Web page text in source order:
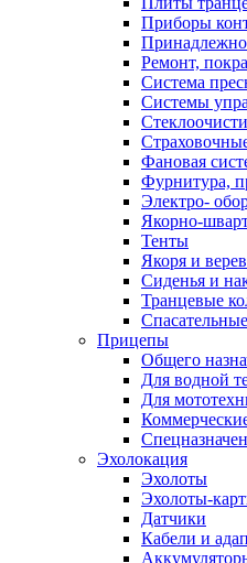
Приборы
Ремонт,
Система
Системы
Фановая
Фурнитура,
Электро-
Якорно-
Тенты
Якоря и
Сиденья и
Транцевые
Прицепы
Общего
Для водной
Для
Эхолокация
Эхолоты
Эхолоты-
Датчики
Кабели и